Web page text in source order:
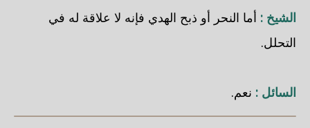
الشيخ : أما النحر أو ذبح الهدي فإنه لا علاقة له في
التحلل.
السائل : نعم.